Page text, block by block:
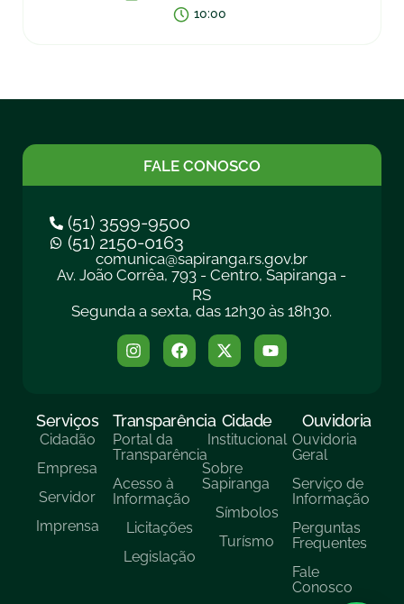
10:00
FALE CONOSCO
(51) 3599-9500
(51) 2150-0163
comunica@sapiranga.rs.gov.br
Av. João Corrêa, 793 - Centro, Sapiranga -
RS
Segunda a sexta, das 12h30 às 18h30.
Serviços
Cidadão
Empresa
Servidor
Imprensa
Transparência
Portal da
Transparência
Acesso à
Informação
Licitações
Legislação
Cidade
Institucional
Sobre
Sapiranga
Símbolos
Turísmo
Ouvidoria
Ouvidoria
Geral
Serviço de
Informação
Perguntas
Frequentes
Fale
Conosco